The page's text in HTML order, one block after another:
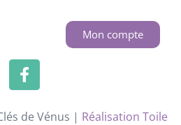
Mon compte
de Vénus | Réalisation Toile